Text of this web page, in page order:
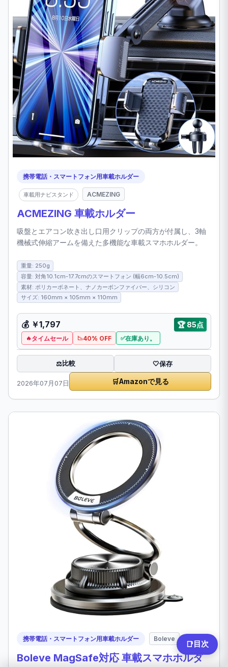
📑 目次
携帯電話・スマートフォン用車載ホルダー
車載用ナビスタンド ACMEZING
ACMEZING 車載ホルダー
吸盤とエアコン吹き出し口用クリップの両方が付属し、3軸
機械式伸縮アームを備えた多機能な車載スマホホルダー。
重量: 250g
容量: 対角10.1cm-17.7cmのスマートフォン (幅6cm-10.5cm)
素材: ポリカーボネート、ナノカーボンファイバー、シリコン
サイズ: 160mm × 105mm × 110mm
💰 ￥1,797 🏆85点
タイムセール 40% OFF 在庫あり。
⚖️比較 🤍保存
2026年07月07日 🛒Amazonで見る
携帯電話・スマートフォン用車載ホルダー Boleve
Boleve MagSafe対応 車載スマホホルダ